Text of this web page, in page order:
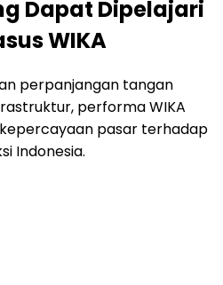
Dapat Dipelajari
WIKA
perpanjangan tangan
performa WIKA
pasar terhadap
Indonesia.